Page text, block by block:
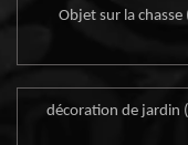
Objet sur la
décoration de jardin